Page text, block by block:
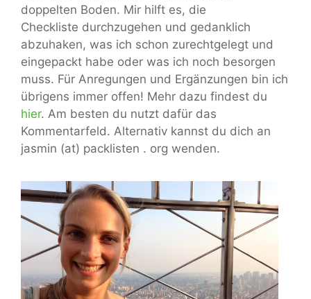
doppelten Boden. Mir hilft es, die
Checkliste durchzugehen und gedanklich
abzuhaken, was ich schon zurechtgelegt und
eingepackt habe oder was ich noch besorgen
muss. Für Anregungen und Ergänzungen bin ich
übrigens immer offen! Mehr dazu findest du
hier. Am besten du nutzt dafür das
Kommentarfeld. Alternativ kannst du dich an
jasmin (at) packlisten . org wenden.